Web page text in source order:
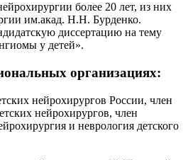
более 20 лет, из них
им.акад. Н.Н. Бурденко.
диссертацию на тему
у детей».
организациях:
нейрохирургов России, член
нейрохирургов, член
и неврология детского